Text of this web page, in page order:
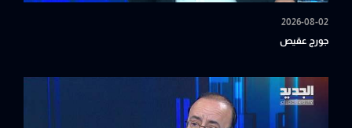
2026-08-02
جورج عقيص